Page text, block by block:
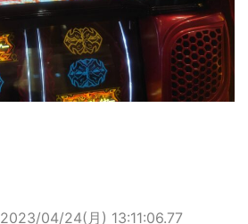
2023/04/24(月) 13:11:06.77